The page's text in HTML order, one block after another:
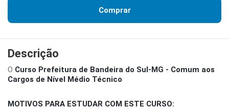
Comprar
Descrição
O Curso Prefeitura de Bandeira do Sul-MG - Comum aos
Cargos de Nível Médio Técnico
MOTIVOS PARA ESTUDAR COM ESTE CURSO: